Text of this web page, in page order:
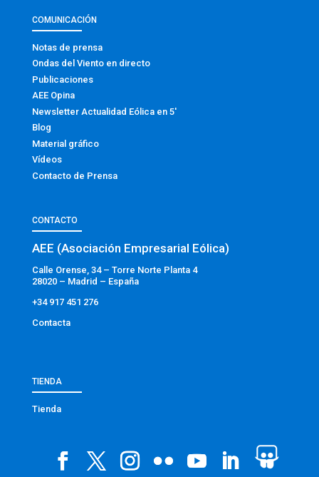
COMUNICACIÓN
Notas de prensa
Ondas del Viento en directo
Publicaciones
AEE Opina
Newsletter Actualidad Eólica en 5′
Blog
Material gráfico
Vídeos
Contacto de Prensa
CONTACTO
AEE (Asociación Empresarial Eólica)
Calle Orense, 34 – Torre Norte Planta 4
28020 – Madrid – España
+34 917 451 276
Contacta
TIENDA
Tienda